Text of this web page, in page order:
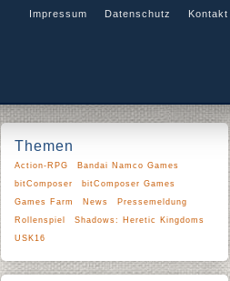
Impressum Datenschutz Kontakt
Themen
Action-RPG
Bandai Namco Games
bitComposer
bitComposer Games
Games Farm
News
Pressemeldung
Rollenspiel
Shadows: Heretic Kingdoms
USK16